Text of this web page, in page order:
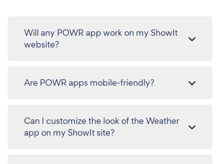
Will any POWR app work on my ShowIt
website?
Are POWR apps mobile-friendly?
Can I customize the look of the Weather
app on my ShowIt site?